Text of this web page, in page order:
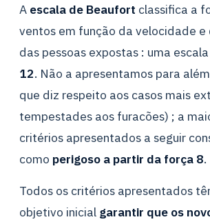
A escala de Beaufort classifica a
ventos em função da velocidade e
das pessoas expostas : uma
12. Não a apresentamos para
que diz respeito aos casos mais
tempestades aos furacões) ; a
critérios apresentados a seguir
como perigoso a partir da força 8.
Todos os critérios apresentados
objetivo inicial garantir que os